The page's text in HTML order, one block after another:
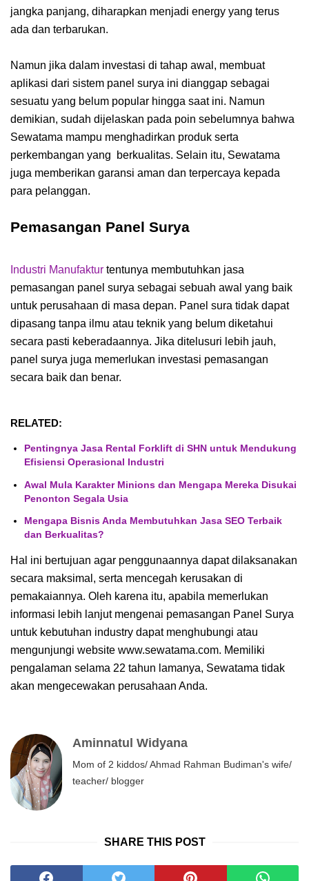
jangka panjang, diharapkan menjadi energy yang terus
ada dan terbarukan.
Namun jika dalam investasi di tahap awal, membuat
aplikasi dari sistem panel surya ini dianggap sebagai
sesuatu yang belum popular hingga saat ini. Namun
demikian, sudah dijelaskan pada poin sebelumnya bahwa
Sewatama mampu menghadirkan produk serta
perkembangan yang berkualitas. Selain itu, Sewatama
juga memberikan garansi aman dan terpercaya kepada
para pelanggan.
Pemasangan Panel Surya
Industri Manufaktur tentunya membutuhkan jasa
pemasangan panel surya sebagai sebuah awal yang baik
untuk perusahaan di masa depan. Panel sura tidak dapat
dipasang tanpa ilmu atau teknik yang belum diketahui
secara pasti keberadaannya. Jika ditelusuri lebih jauh,
panel surya juga memerlukan investasi pemasangan
secara baik dan benar.
RELATED:
Pentingnya Jasa Rental Forklift di SHN untuk Mendukung
Efisiensi Operasional Industri
Awal Mula Karakter Minions dan Mengapa Mereka Disukai
Penonton Segala Usia
Mengapa Bisnis Anda Membutuhkan Jasa SEO Terbaik
dan Berkualitas?
Hal ini bertujuan agar penggunaannya dapat dilaksanakan
secara maksimal, serta mencegah kerusakan di
pemakaiannya. Oleh karena itu, apabila memerlukan
informasi lebih lanjut mengenai pemasangan Panel Surya
untuk kebutuhan industry dapat menghubungi atau
mengunjungi website www.sewatama.com. Memiliki
pengalaman selama 22 tahun lamanya, Sewatama tidak
akan mengecewakan perusahaan Anda.
Aminnatul Widyana
Mom of 2 kiddos/ Ahmad Rahman Budiman's wife/
teacher/ blogger
SHARE THIS POST